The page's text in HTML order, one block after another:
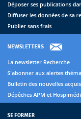
Déposer ses publications
Diffuser les données de sa
Publier sans frais
NEWSLETTERS
La newsletter Recherche
S'abonner aux alertes
Bulletin des nouvelles
Dépêches APM et
SE FORMER